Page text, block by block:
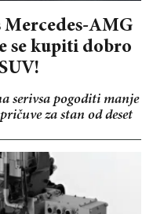
AMG
se kupiti dobro
serivsa pogoditi manje
za stan od deset